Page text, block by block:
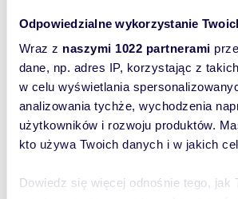
Odpowiedzialne wykorzystanie
Wraz z naszymi 1022 partnerami
dane, np. adres IP, korzystając z
w celu wyświetlania
analizowania tychże, wychodzenia
użytkowników i rozwoju produktów.
kto używa Twoich danych i w jakich
Dowiedz się więcej odnośnie tego, jak